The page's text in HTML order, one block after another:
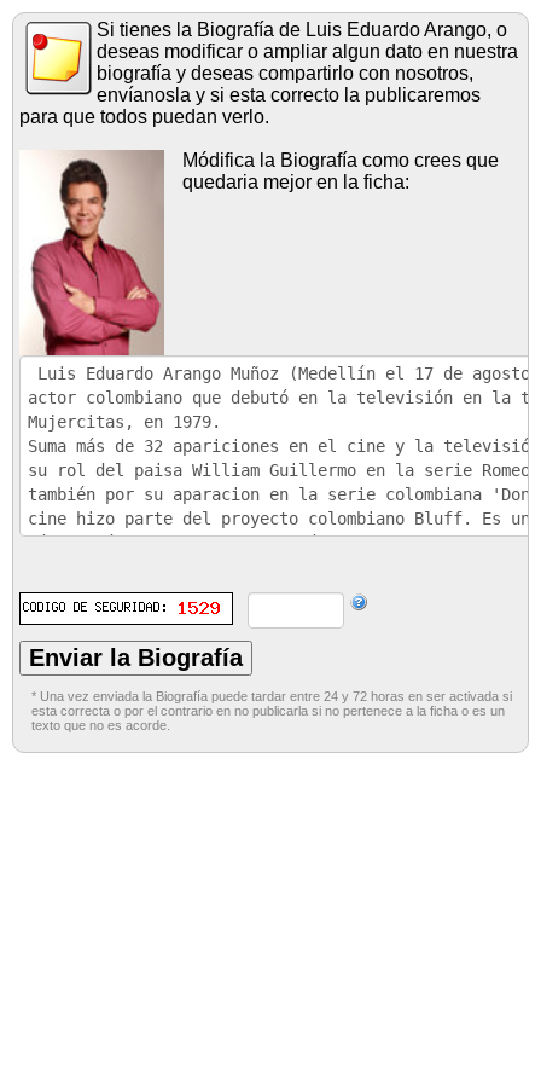
Si tienes la Biografía de Luis Eduardo Arango, o
deseas modificar o ampliar algun dato en nuestra
biografía y deseas compartirlo con nosotros,
envíanosla y si esta correcto la publicaremos
para que todos puedan verlo.
Módifica la Biografía como crees que
quedaria mejor en la ficha:
* Una vez enviada la Biografía puede tardar entre 24 y 72 horas en ser activada si
esta correcta o por el contrario en no publicarla si no pertenece a la ficha o es un
texto que no es acorde.